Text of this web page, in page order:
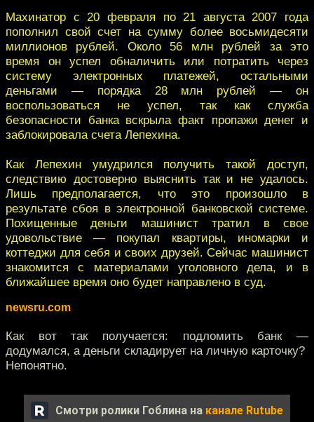
Махинатор с 20 февраля по 21 августа 2007 года
пополнил свой счет на сумму более восьмидесяти
миллионов рублей. Около 56 млн рублей за это
время он успел обналичить или потратить через
систему электронных платежей, остальными
деньгами — порядка 28 млн рублей — он
воспользоваться не успел, так как служба
безопасности банка вскрыла факт пропажи денег и
заблокировала счета Лепехина.
Как Лепехин умудрился получить такой доступ,
следствию достоверно выяснить так и не удалось.
Лишь предполагается, что это произошло в
результате сбоя в электронной банковской системе.
Похищенные деньги машинист тратил в свое
удовольствие — покупал квартиры, иномарки и
коттеджи для себя и своих друзей. Сейчас машинист
знакомится с материалами уголовного дела, и в
ближайшее время оно будет направлено в суд.
newsru.com
Как вот так получается: подломить банк —
додумался, а деньги складирует на личную карточку?
Непонятно.
Смотри ролики Гоблина на канале Rutube